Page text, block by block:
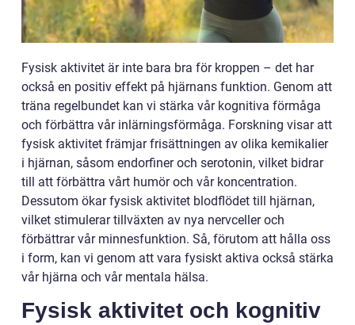
Fysisk aktivitet är inte bara bra för kroppen – det har
också en positiv effekt på hjärnans funktion. Genom att
träna regelbundet kan vi stärka vår kognitiva förmåga
och förbättra vår inlärningsförmåga. Forskning visar att
fysisk aktivitet främjar frisättningen av olika kemikalier
i hjärnan, såsom endorfiner och serotonin, vilket bidrar
till att förbättra vårt humör och vår koncentration.
Dessutom ökar fysisk aktivitet blodflödet till hjärnan,
vilket stimulerar tillväxten av nya nervceller och
förbättrar vår minnesfunktion. Så, förutom att hålla oss
i form, kan vi genom att vara fysiskt aktiva också stärka
vår hjärna och vår mentala hälsa.
Fysisk aktivitet och kognitiv